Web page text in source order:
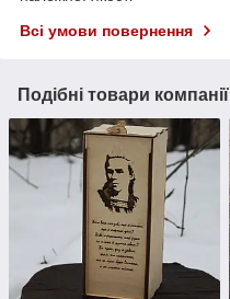
Всі умови повернення
Подібні товари компанії